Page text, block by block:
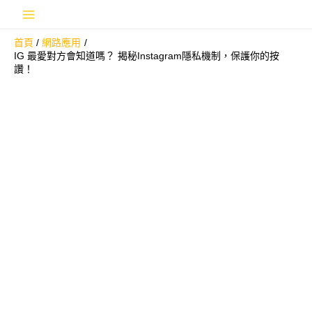
Menu
首頁
網路應用
IG 最愛對方會知道嗎？ 揭秘Instagram隱私機制，保護你的按
讚！